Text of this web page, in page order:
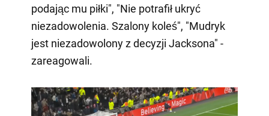
podając mu piłki", "Nie potrafił ukryć
niezadowolenia. Szalony koleś", "Mudryk
jest niezadowolony z decyzji Jacksona" -
zareagowali.